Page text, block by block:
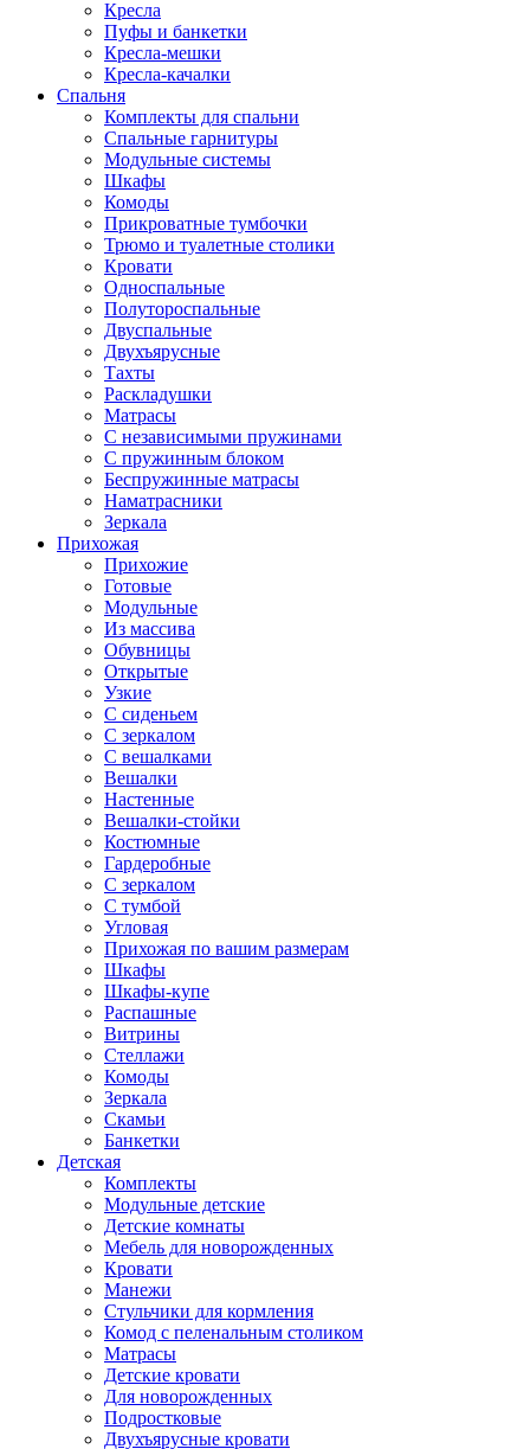
Кресла
Пуфы и банкетки
Кресла-мешки
Кресла-качалки
Спальня
Комплекты для спальни
Спальные гарнитуры
Модульные системы
Шкафы
Комоды
Прикроватные тумбочки
Трюмо и туалетные столики
Кровати
Односпальные
Полутороспальные
Двуспальные
Двухъярусные
Тахты
Раскладушки
Матрасы
С независимыми пружинами
С пружинным блоком
Беспружинные матрасы
Наматрасники
Зеркала
Прихожая
Прихожие
Готовые
Модульные
Из массива
Обувницы
Открытые
Узкие
С сиденьем
С зеркалом
С вешалками
Вешалки
Настенные
Вешалки-стойки
Костюмные
Гардеробные
С зеркалом
С тумбой
Угловая
Прихожая по вашим размерам
Шкафы
Шкафы-купе
Распашные
Витрины
Стеллажи
Комоды
Зеркала
Скамьи
Банкетки
Детская
Комплекты
Модульные детские
Детские комнаты
Мебель для новорожденных
Кровати
Манежи
Стульчики для кормления
Комод с пеленальным столиком
Матрасы
Детские кровати
Для новорожденных
Подростковые
Двухъярусные кровати